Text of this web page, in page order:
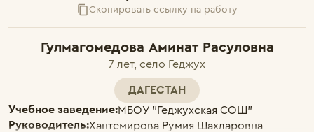
Скопировать ссылку на работу
Гулмагомедова Аминат Расуловна
7 лет, село Геджух
ДАГЕСТАН
Учебное заведение:МБОУ "Геджухская СОШ"
Руководитель:Хантемирова Румия Шахларовна